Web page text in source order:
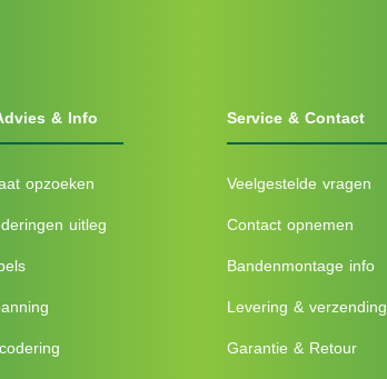
& Info
opzoeken
uitleg
Service & Contact
Veelgestelde vragen
Contact opnemen
Bandenmontage info
Levering & verzending
Garantie & Retour